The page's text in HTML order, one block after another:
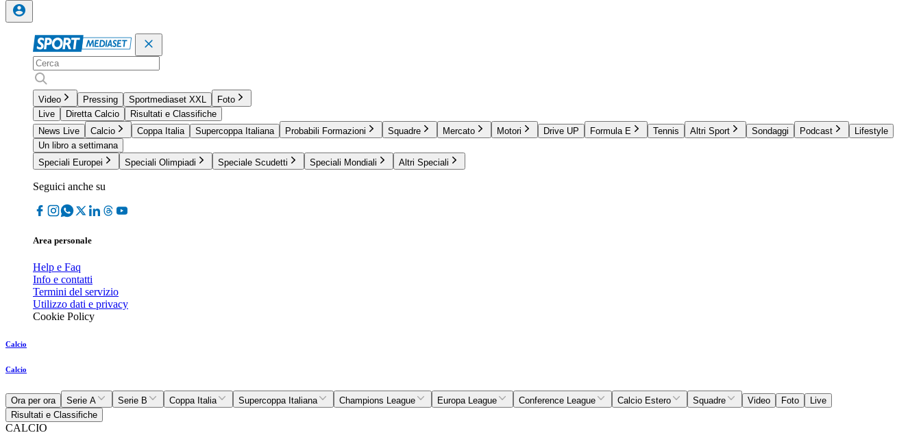
Video Pressing Sportmediaset XXL
Foto
Live
Diretta Calcio
Risultati e Classifiche
News Live
Calcio Coppa Italia Supercoppa Italiana Probabili Formazioni Squadre Mercato Motori Drive UP Formula E Tennis Altri Sport Sondaggi Podcast
Lifestyle
Un libro a settimana
Speciali Europei
Speciali Olimpiadi Speciale Scudetti Speciali Mondiali Altri Speciali
Seguici anche su
Area personale
Help e Faq
Info e contatti
Termini del servizio
Utilizzo dati e privacy
Cookie Policy
Calcio
Calcio
Ora per ora Serie A Serie B Coppa Italia Supercoppa Italiana Champions League Europa League Conference League Calcio Estero Squadre Video Foto
Live
Risultati e Classifiche
CALCIO